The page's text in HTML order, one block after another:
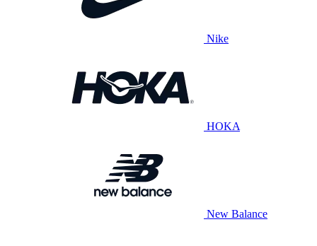
Nike
HOKA
New Balance